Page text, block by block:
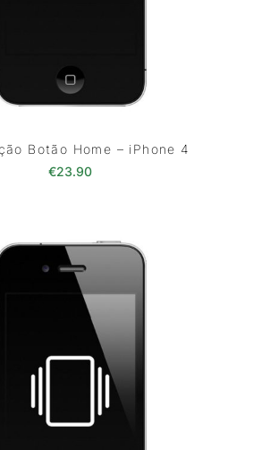
Botão Home – iPhone 4
€23.90